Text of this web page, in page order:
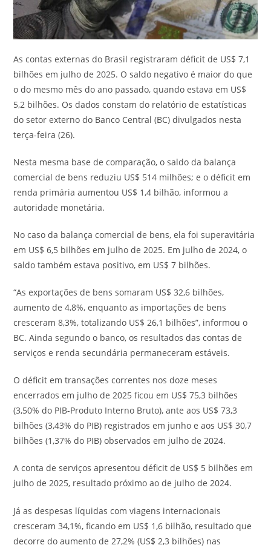
As contas externas do Brasil registraram déficit de US$ 7,1
bilhões em julho de 2025. O saldo negativo é maior do que
o do mesmo mês do ano passado, quando estava em US$
5,2 bilhões. Os dados constam do relatório de estatísticas
do setor externo do Banco Central (BC) divulgados nesta
terça-feira (26).
Nesta mesma base de comparação, o saldo da balança
comercial de bens reduziu US$ 514 milhões; e o déficit em
renda primária aumentou US$ 1,4 bilhão, informou a
autoridade monetária.
No caso da balança comercial de bens, ela foi superavitária
em US$ 6,5 bilhões em julho de 2025. Em julho de 2024, o
saldo também estava positivo, em US$ 7 bilhões.
“As exportações de bens somaram US$ 32,6 bilhões,
aumento de 4,8%, enquanto as importações de bens
cresceram 8,3%, totalizando US$ 26,1 bilhões”, informou o
BC. Ainda segundo o banco, os resultados das contas de
serviços e renda secundária permaneceram estáveis.
O déficit em transações correntes nos doze meses
encerrados em julho de 2025 ficou em US$ 75,3 bilhões
(3,50% do PIB-Produto Interno Bruto), ante aos US$ 73,3
bilhões (3,43% do PIB) registrados em junho e aos US$ 30,7
bilhões (1,37% do PIB) observados em julho de 2024.
A conta de serviços apresentou déficit de US$ 5 bilhões em
julho de 2025, resultado próximo ao de julho de 2024.
Já as despesas líquidas com viagens internacionais
cresceram 34,1%, ficando em US$ 1,6 bilhão, resultado que
decorre do aumento de 27,2% (US$ 2,3 bilhões) nas